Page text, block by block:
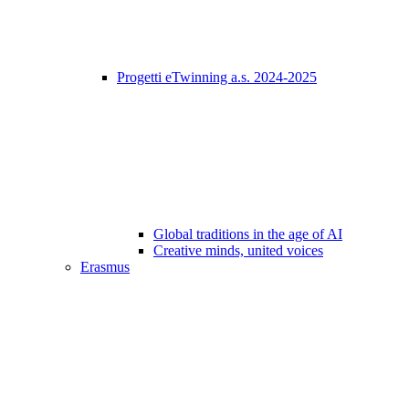
Progetti eTwinning a.s. 2024-2025
Global traditions in the age of AI
Creative minds, united voices
Erasmus